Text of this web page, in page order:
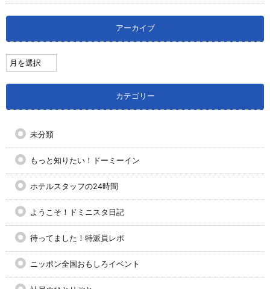
アーカイブ
カテゴリー
未分類
もっと知りたい！ドーミーイン
ホテルスタッフの24時間
ようこそ！ドミニスタ日記
待ってました！特派員レポ
ニッポン全国おもしろイベント